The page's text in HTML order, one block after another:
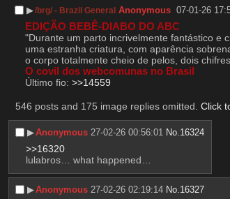
▶︎/brg/ - Brazil General Anonymous 07-01-26
EDIÇÃO BEBÊ-DIABO DO ABC
"Durante um parto incrivelmente fantástico e
uma estranha criatura, com aparência
o corpo totalmente cheio de pelos, dois
O covil dos webcomunas no Brasil
Último fio: >>14559
546 posts and 175 image replies omitted. Click
▶︎Anonymous 27-02-26 00:56:01 No. 16324
>>16320
lulabros… what happened…
▶︎Anonymous 27-02-26 02:19:14 No. 16327